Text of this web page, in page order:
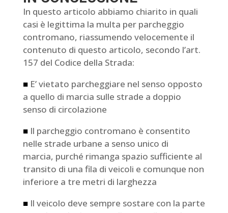
In questo articolo abbiamo chiarito in quali
casi è legittima la multa per parcheggio
contromano, riassumendo velocemente il
contenuto di questo articolo, secondo l’art.
157 del Codice della Strada:
■E’ vietato parcheggiare nel senso opposto
a quello di marcia sulle strade a doppio
senso di circolazione
■Il parcheggio contromano è consentito
nelle strade urbane a senso unico di
marcia, purché rimanga spazio sufficiente al
transito di una fila di veicoli e comunque non
inferiore a tre metri di larghezza
■Il veicolo deve sempre sostare con la parte